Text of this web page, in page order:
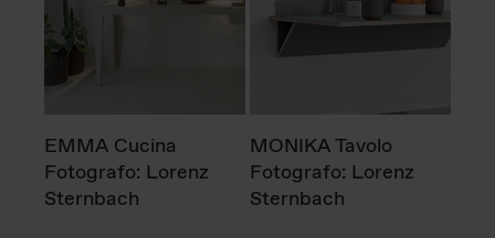
EMMA Cucina
Fotografo: Lorenz
Sternbach
MONIKA Tavolo
Fotografo: Lorenz
Sternbach